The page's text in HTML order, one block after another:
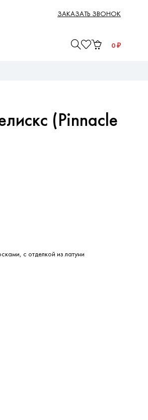
ЗАКАЗАТЬ ЗВОНОК
0 ₽
(Pinnacle
с отделкой из латуни